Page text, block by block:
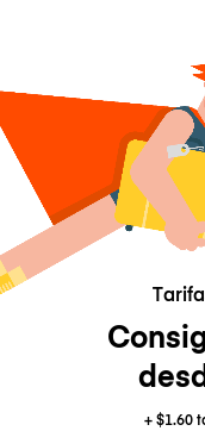
+$1.60